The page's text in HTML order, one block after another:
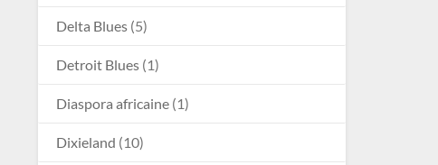
Delta Blues (5)
Detroit Blues (1)
Diaspora africaine (1)
Dixieland (10)